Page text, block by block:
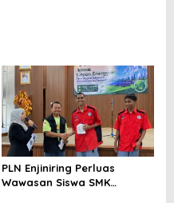
PLN Enjiniring Perluas
Wawasan Siswa SMK